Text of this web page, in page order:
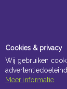
Cookies & privacy
Wij gebruiken
Meer informatie